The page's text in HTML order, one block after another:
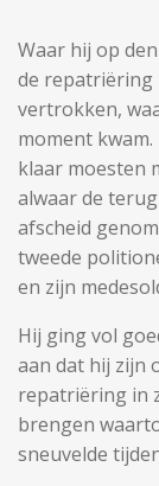
Waar hij op
de repatriëring
vertrokken,
moment kwam.
klaar moesten
alwaar de
afscheid
tweede
en zijn
Hij ging vol
aan dat hij zijn
repatriëring in
brengen
sneuvelde